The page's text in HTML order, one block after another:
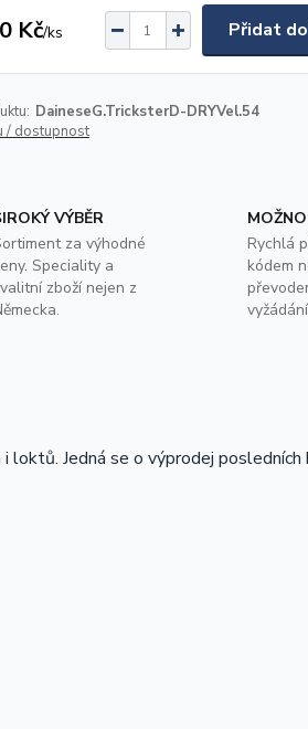
Kč/ks Přidat
DaineseG.TricksterD-DRYVel.54
/ dostupnost
VÝBĚR
za výhodné
Speciality a
zboží nejen z
Rychlá
kódem
loktů. Jedná se o výprodej posledních